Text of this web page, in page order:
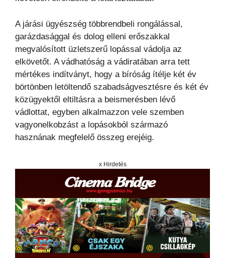
A járási ügyészség többrendbeli rongálással,
garázdasággal és dolog elleni erőszakkal
megvalósított üzletszerű lopással vádolja az
elkövetőt. A vádhatóság a vádiratában arra tett
mértékes indítványt, hogy a bíróság ítélje két év
börtönben letöltendő szabadságvesztésre és két év
közügyektől eltiltásra a beismerésben lévő
vádlottat, egyben alkalmazzon vele szemben
vagyonelkobzást a lopásokból származó
hasznának megfelelő összeg erejéig.
x Hirdetés